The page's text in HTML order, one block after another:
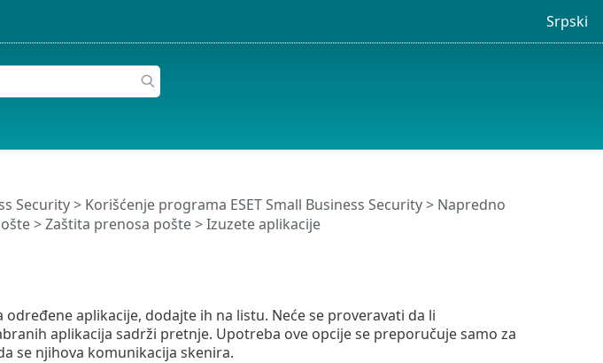
Srpski
Security> Korišćenje programa ESET Small Business Security> Napredno
>Zaštita prenosa pošte> Izuzete aplikacije
aplikacije, dodajte ih na listu. Neće se proveravati da li
aplikacija sadrži pretnje. Upotreba ove opcije se preporučuje samo za
se njihova komunikacija skenira.